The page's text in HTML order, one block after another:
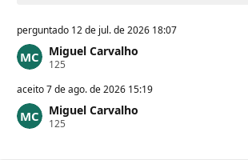
perguntado 12 de jul. de 2026 18:07
Miguel Carvalho
125
n
o
aceito7 de ago. de 2026 15:19
Miguel Carvalho
125